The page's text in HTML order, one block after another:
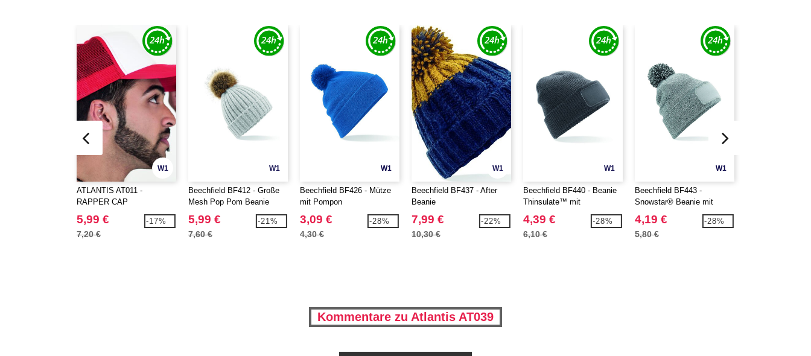
W1
ATLANTIS AT011 -
RAPPER CAP
5,99 €
7,20 €
-17%
W1
Beechfield BF412 - Große
Mesh Pop Pom Beanie
5,99 €
7,60 €
-21%
W1
Beechfield BF426 - Mütze
mit Pompon
3,09 €
4,30 €
-28%
W1
Beechfield BF437 - After
Beanie
7,99 €
10,30 €
-22%
W1
Beechfield BF440 - Beanie
Thinsulate™ mit
Markierungsbereich
4,39 €
6,10 €
-28%
W1
Beechfield BF443 -
Snowstar® Beanie mit
Markierungsbereich
4,19 €
5,80 €
-28%
Kommentare zu Atlantis AT039